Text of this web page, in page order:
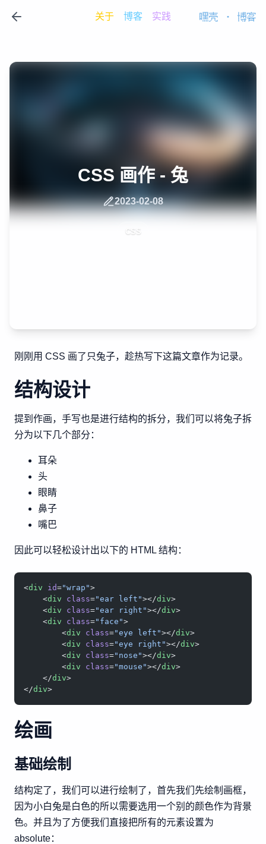
关于 博客 实践 嘿壳 · 博客
CSS 画作 - 兔
2023-02-08
CSS
刚刚用 CSS 画了只兔子，趁热写下这篇文章作为记录。
结构设计
提到作画，手写也是进行结构的拆分，我们可以将兔子拆
分为以下几个部分：
耳朵
头
眼睛
鼻子
嘴巴
因此可以轻松设计出以下的 HTML 结构：
<div id="wrap">
    <
div class="ear left"></div>
    <
div class="ear right"></div>
    <
div class="face">
        <
div class="eye left"></div>
        <
div class="eye right"></div>
        <
div class="nose"></div>
        <
div class="mouse"></div>
    </
div>
</div>
绘画
基础绘制
结构定了，我们可以进行绘制了，首先我们先绘制画框，
因为小白兔是白色的所以需要选用一个别的颜色作为背景
色。并且为了方便我们直接把所有的元素设置为
absolute：